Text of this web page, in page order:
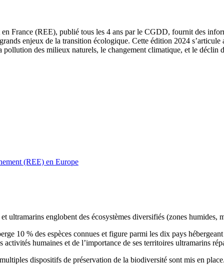
France (REE), publié tous les 4 ans par le CGDD, fournit des
enjeux de la transition écologique. Cette édition 2024
pollution des milieux naturels, le changement climatique, et le déclin
(REE) en Europe
ultramarins englobent des écosystèmes diversifiés (zones humides,
10 % des espèces connues et figure parmi les dix pays
activités humaines et de l’importance de ses territoires ultramarins
dispositifs de préservation de la biodiversité sont mis en